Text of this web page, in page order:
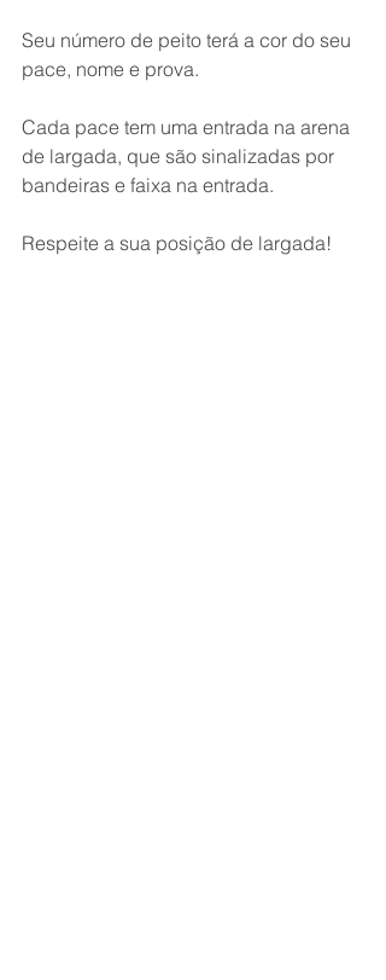
Seu número de peito terá a cor do seu
pace, nome e prova.
Cada pace tem uma entrada na arena
de largada, que são sinalizadas por
bandeiras e faixa na entrada.
Respeite a sua posição de largada!